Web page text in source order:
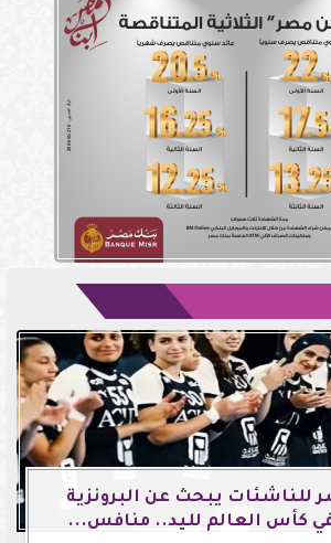
للناشئات يبحث عن البرونزية
في كأس العالم لليد.. منافس...